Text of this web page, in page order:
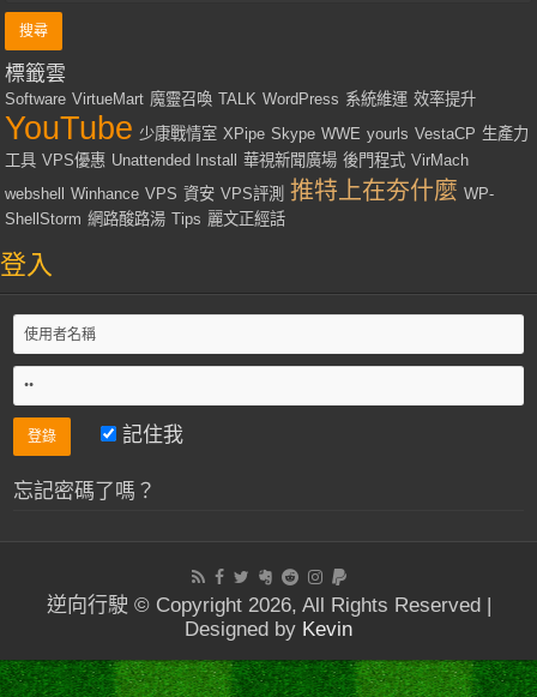
標籤雲
Software VirtueMart 魔靈召喚 TALK WordPress 系統維運 效率提升
YouTube 少康戰情室 XPipe Skype WWE yourls VestaCP 生產力
工具 VPS優惠 Unattended Install 華視新聞廣場 後門程式 VirMach
webshell Winhance VPS 資安 VPS評測 推特上在夯什麼 WP-
ShellStorm 網路酸路湯 Tips 麗文正經話
登入
記住我
忘記密碼了嗎？
逆向行駛 © Copyright 2026, All Rights Reserved |
Designed by Kevin